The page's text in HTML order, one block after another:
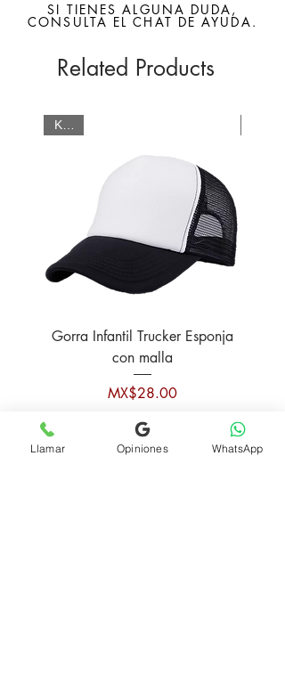
SI TIENES ALGUNA DUDA,
CONSULTA EL CHAT DE AYUDA.
Related Products
Gorra Infantil Trucker Esponja
con malla
Price
MX$28.00
Llamar Opiniones WhatsApp